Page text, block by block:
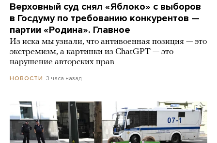
Верховный суд снял «Яблоко» с выборов
в Госдуму по требованию конкурентов —
партии «Родина». Главное
Из иска мы узнали, что антивоенная позиция — это
экстремизм, а картинки из СhatGPT — это
нарушение авторских прав
НОВОСТИ 3 часа назад